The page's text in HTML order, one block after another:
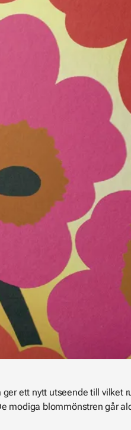
ett nytt utseende till vilket
modiga blommönstren går